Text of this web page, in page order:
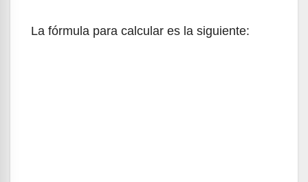
La fórmula para calcular es la siguiente: